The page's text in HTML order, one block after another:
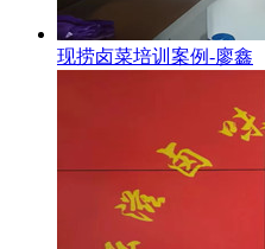
现捞卤菜培训案例-廖鑫